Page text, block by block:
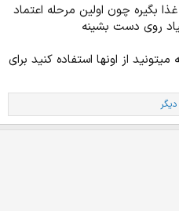
بگیره چون اولین مرحله اعتماد
روی دست بشینه
از اونها استفاده کنید برای